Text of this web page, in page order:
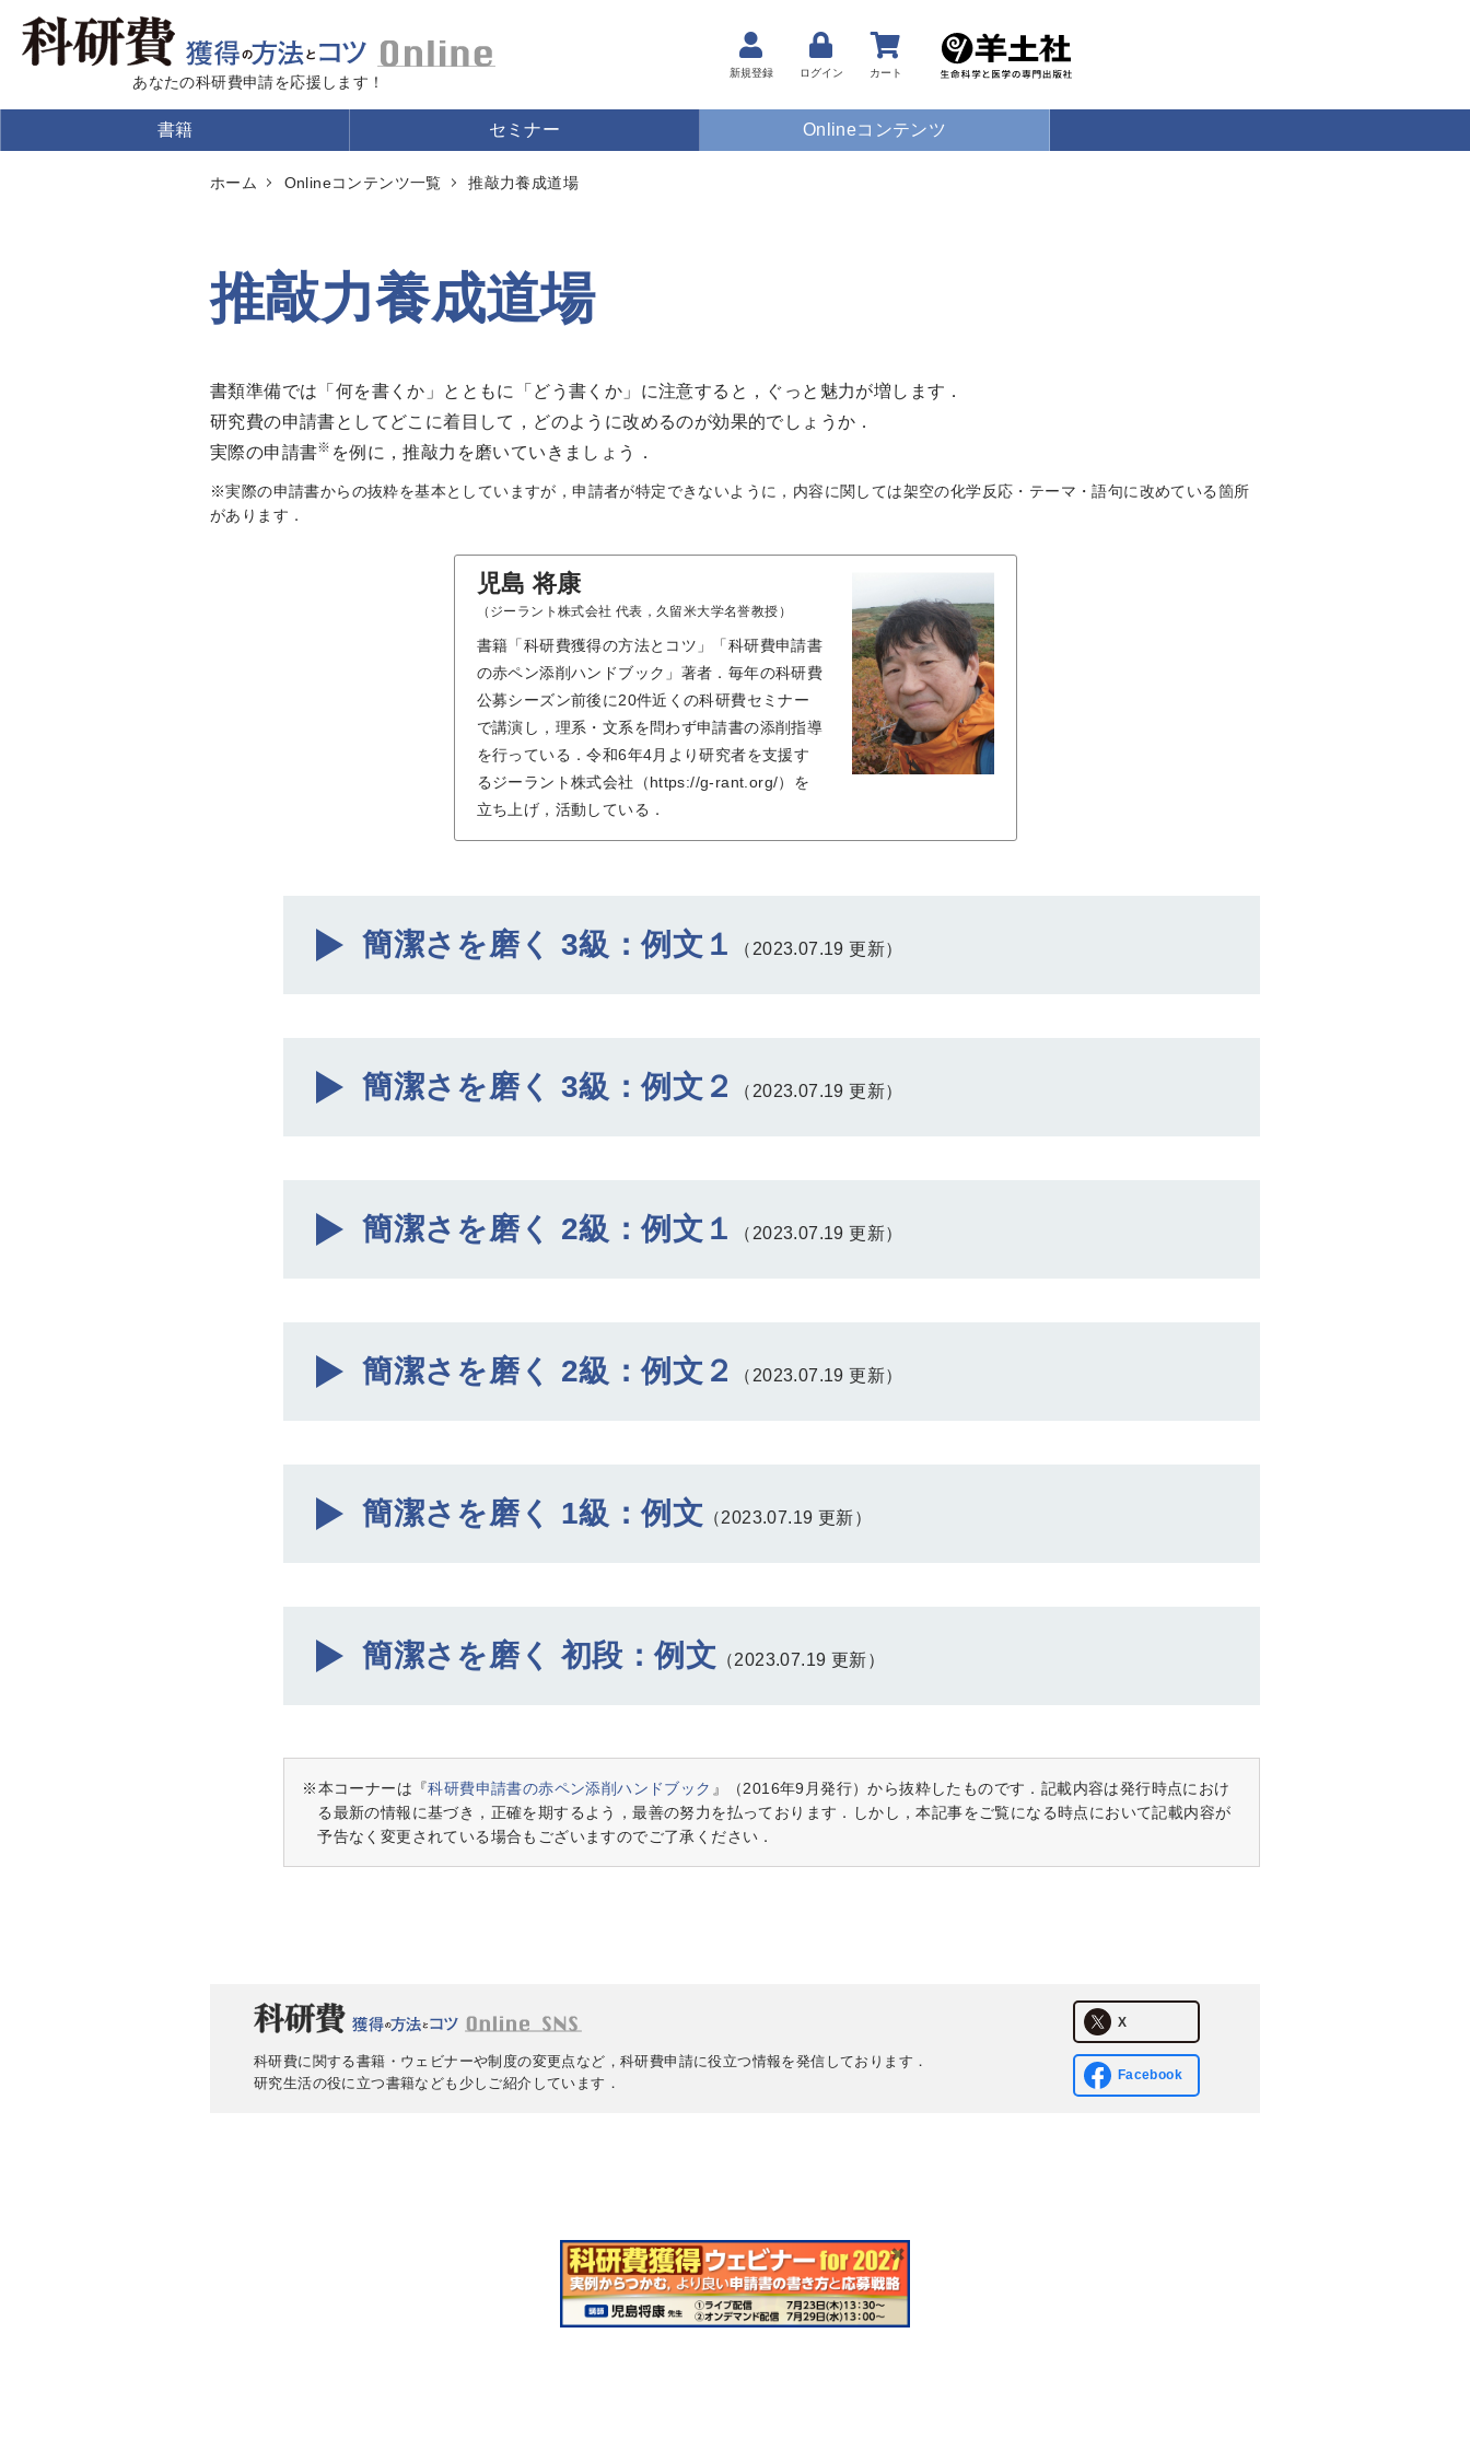
あなたの科研費申請を応援します！
新規登録 ログイン カート
書籍 セミナー Onlineコンテンツ
ホーム Onlineコンテンツ一覧 推敲力養成道場
推敲力養成道場
書類準備では「何を書くか」とともに「どう書くか」に注意すると，ぐっと魅力が増します．
研究費の申請書としてどこに着目して，どのように改めるのが効果的でしょうか．
実際の申請書※ を例に，推敲力を磨いていきましょう．
※実際の申請書からの抜粋を基本としていますが，申請者が特定できないように，内容に関しては架空の化学反応・テーマ・語句に改めている箇所
があります．
児島 将康
（ジーラント株式会社 代表，久留米大学名誉教授）
書籍「科研費獲得の方法とコツ」「科研費申請書
の赤ペン添削ハンドブック」著者．毎年の科研費
公募シーズン前後に20件近くの科研費セミナー
で講演し，理系・文系を問わず申請書の添削指導
を行っている．令和6年4月より研究者を支援す
るジーラント株式会社（https://g-rant.org/）を
立ち上げ，活動している．
簡潔さを磨く 3級：例文１ （2023.07.19 更新）
簡潔さを磨く 3級：例文２ （2023.07.19 更新）
簡潔さを磨く 2級：例文１ （2023.07.19 更新）
簡潔さを磨く 2級：例文２ （2023.07.19 更新）
簡潔さを磨く 1級：例文 （2023.07.19 更新）
簡潔さを磨く 初段：例文 （2023.07.19 更新）
※本コーナーは『科研費申請書の赤ペン添削ハンドブック 』（2016年9月発行）から抜粋したものです．記載内容は発行時点におけ
る最新の情報に基づき，正確を期するよう，最善の努力を払っております．しかし，本記事をご覧になる時点において記載内容が
予告なく変更されている場合もございますのでご了承ください．
科研費に関する書籍・ウェビナーや制度の変更点など，科研費申請に役立つ情報を発信しております．
研究生活の役に立つ書籍なども少しご紹介しています．
X
Facebook